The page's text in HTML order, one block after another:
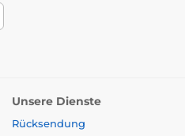
Unsere Dienste
Rücksendung